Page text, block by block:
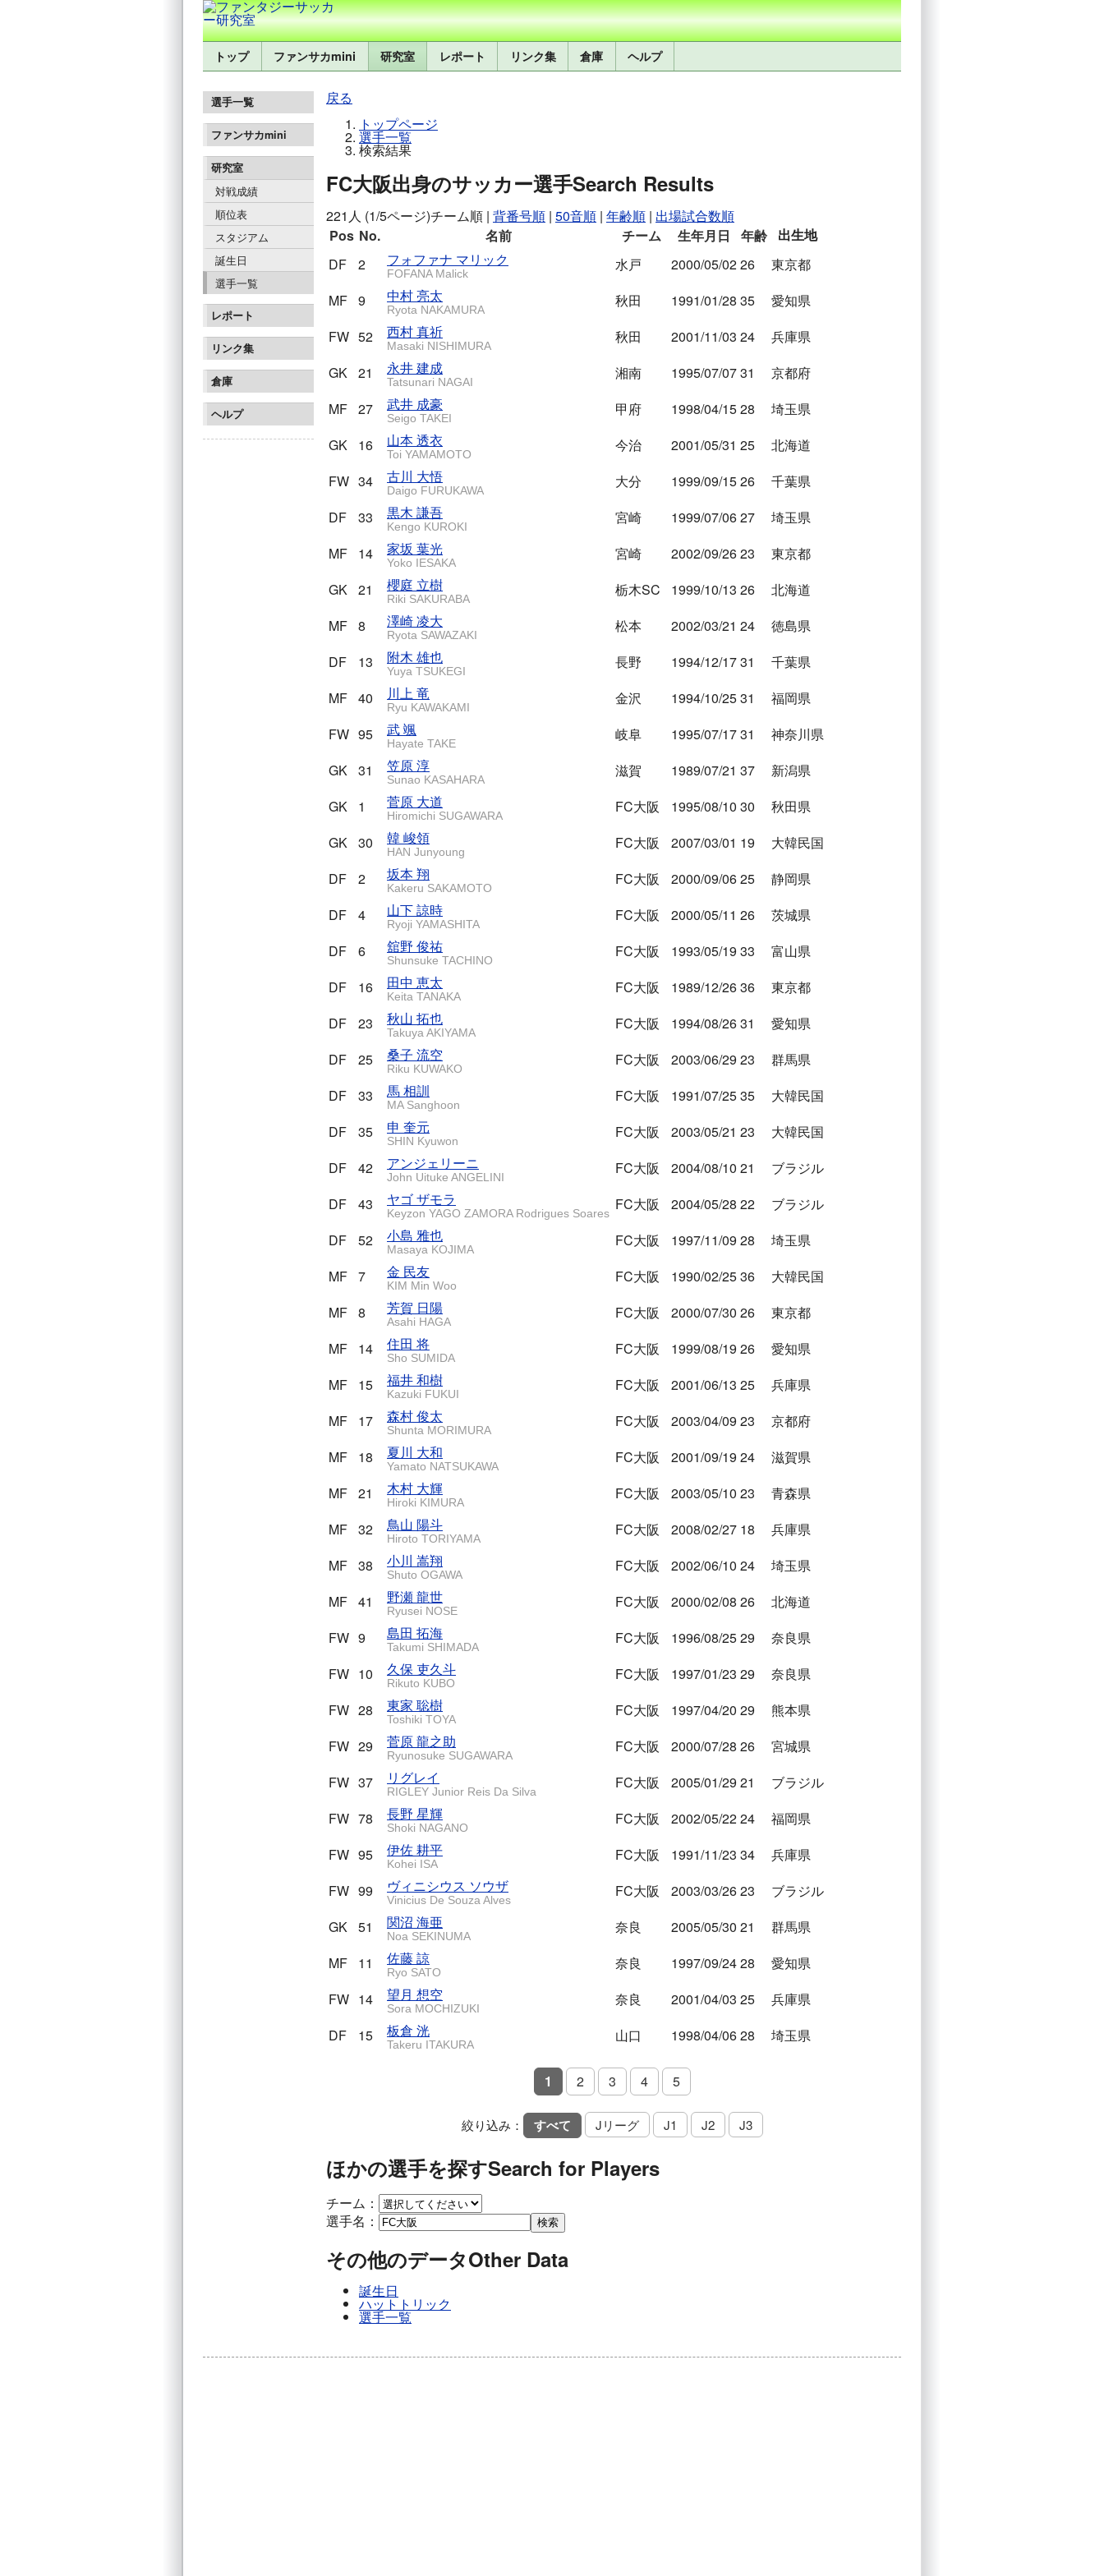
トップ ファンサカmini 研究室 レポート リンク集 倉庫 ヘルプ
選手一覧
ファンサカmini
研究室
対戦成績
順位表
スタジアム
誕生日
選手一覧
レポート
リンク集
倉庫
ヘルプ
戻る
トップページ
選手一覧
検索結果
FC大阪出身のサッカー選手Search Results
221人 (1/5ページ)チーム順 | 背番号順 | 50音順 | 年齢順 | 出場試合数順
Pos No. 名前 チーム 生年月日 年齢
出生地
DF
2 フォファナ マリック
FOFANA Malick 水戸 2000/05/0226
東京都
MF 9 中村 亮太
Ryota NAKAMURA 秋田 1991/01/28 35
愛知県
FW 52 西村 真祈
Masaki NISHIMURA 秋田 2001/11/03 24
兵庫県
GK 21 永井 建成
Tatsunari NAGAI 湘南 1995/07/0731
京都府
MF 27 武井 成豪
Seigo TAKEI 甲府 1998/04/1528
埼玉県
GK
16 山本 透衣
Toi YAMAMOTO 今治 2001/05/31 25
北海道
FW 34 古川 大悟
Daigo FURUKAWA 大分 1999/09/1526
千葉県
DF
33 黒木 謙吾
Kengo KUROKI 宮崎 1999/07/0627
埼玉県
MF
14 家坂 葉光
Yoko IESAKA 宮崎 2002/09/2623
東京都
GK 21 櫻庭 立樹
Riki SAKURABA 栃木SC 1999/10/13 26
北海道
MF 8 澤崎 凌大
Ryota SAWAZAKI 松本 2002/03/21 24
徳島県
DF
13 附木 雄也
Yuya TSUKEGI 長野 1994/12/1731
千葉県
MF 40 川上 竜
Ryu KAWAKAMI 金沢 1994/10/2531
福岡県
FW 95 武 颯
Hayate TAKE 岐阜 1995/07/1731
神奈川県
GK 31 笠原 淳
Sunao KASAHARA 滋賀 1989/07/21 37
新潟県
GK
1 菅原 大道
Hiromichi SUGAWARA FC大阪 1995/08/10 30
秋田県
GK 30 韓 峻領
HAN Junyoung FC大阪 2007/03/01 19
大韓民国
DF
2 坂本 翔
Kakeru SAKAMOTO FC大阪 2000/09/0625
静岡県
DF
4 山下 諒時
Ryoji YAMASHITA FC大阪 2000/05/11 26
茨城県
DF
6 舘野 俊祐
Shunsuke TACHINO FC大阪 1993/05/19 33
富山県
DF
16 田中 恵太
Keita TANAKA FC大阪 1989/12/2636
東京都
DF
23 秋山 拓也
Takuya AKIYAMA FC大阪 1994/08/2631
愛知県
DF
25 桑子 流空
Riku KUWAKO FC大阪 2003/06/29 23
群馬県
DF
33 馬 相訓
MA Sanghoon FC大阪 1991/07/2535
大韓民国
DF
35 申 奎元
SHIN Kyuwon FC大阪 2003/05/21 23
大韓民国
DF
42 アンジェリーニ
John Uituke ANGELINI FC大阪 2004/08/10 21
ブラジル
DF
43 ヤゴ ザモラ
Keyzon YAGO ZAMORA Rodrigues Soares FC大阪 2004/05/28 22
ブラジル
DF
52 小島 雅也
Masaya KOJIMA FC大阪 1997/11/09 28
埼玉県
MF 7 金 民友
KIM Min Woo FC大阪 1990/02/2536
大韓民国
MF 8 芳賀 日陽
Asahi HAGA FC大阪 2000/07/30 26
東京都
MF
14 住田 将
Sho SUMIDA FC大阪 1999/08/19 26
愛知県
MF
15 福井 和樹
Kazuki FUKUI FC大阪 2001/06/13 25
兵庫県
MF
17 森村 俊太
Shunta MORIMURA FC大阪 2003/04/09 23
京都府
MF
18 夏川 大和
Yamato NATSUKAWA FC大阪 2001/09/19 24
滋賀県
MF 21 木村 大輝
Hiroki KIMURA FC大阪 2003/05/10 23
青森県
MF 32 鳥山 陽斗
Hiroto TORIYAMA FC大阪 2008/02/27 18
兵庫県
MF 38 小川 嵩翔
Shuto OGAWA FC大阪 2002/06/10 24
埼玉県
MF 41 野瀬 龍世
Ryusei NOSE FC大阪 2000/02/08 26
北海道
FW 9 島田 拓海
Takumi SHIMADA FC大阪 1996/08/2529
奈良県
FW 10 久保 吏久斗
Rikuto KUBO FC大阪 1997/01/23 29
奈良県
FW 28 東家 聡樹
Toshiki TOYA FC大阪 1997/04/20 29
熊本県
FW 29 菅原 龍之助
Ryunosuke SUGAWARA FC大阪 2000/07/28 26
宮城県
FW 37 リグレイ
RIGLEY Junior Reis Da Silva FC大阪 2005/01/29 21
ブラジル
FW 78 長野 星輝
Shoki NAGANO FC大阪 2002/05/2224
福岡県
FW 95 伊佐 耕平
Kohei ISA FC大阪 1991/11/23 34
兵庫県
FW 99 ヴィニシウス ソウザ
Vinicius De Souza Alves FC大阪 2003/03/2623
ブラジル
GK 51 関沼 海亜
Noa SEKINUMA 奈良 2005/05/30 21
群馬県
MF
11 佐藤 諒
Ryo SATO 奈良 1997/09/2428
愛知県
FW 14 望月 想空
Sora MOCHIZUKI 奈良 2001/04/03 25
兵庫県
DF
15 板倉 洸
Takeru ITAKURA 山口 1998/04/0628 埼玉県
1 2 3 4 5
絞り込み： すべて Jリーグ J1 J2 J3
ほかの選手を探すSearch for Players
チーム：
選手名：
検索
その他のデータOther Data
誕生日
ハットトリック
選手一覧